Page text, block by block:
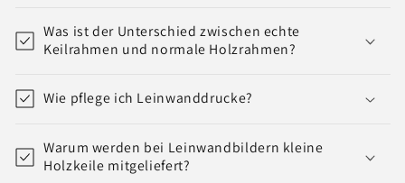
Was ist der Unterschied zwischen echte
Keilrahmen und normale Holzrahmen?
Wie pflege ich Leinwanddrucke?
Warum werden bei Leinwandbildern kleine
Holzkeile mitgeliefert?